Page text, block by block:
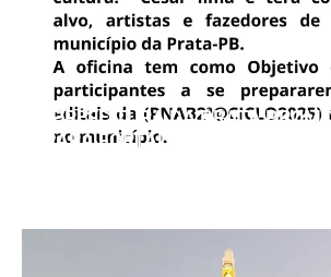
“PREFEITURA DA PRATA
PARA FORTALECER A ATUAÇÃO